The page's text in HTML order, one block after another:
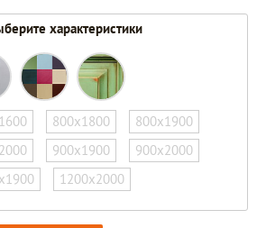
характеристики
800х1800
800х1900
900х1900
900х2000
1200х2000